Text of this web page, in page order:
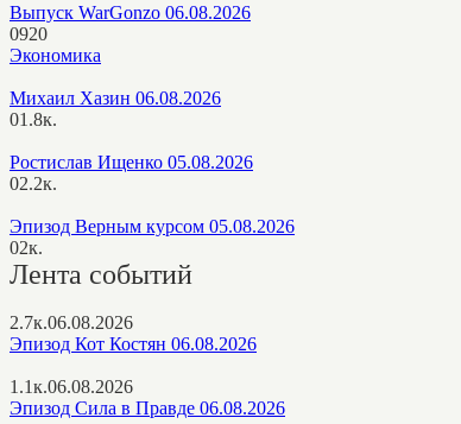
Выпуск WarGonzo 06.08.2026
0920
Экономика
Михаил Хазин 06.08.2026
01.8к.
Ростислав Ищенко 05.08.2026
02.2к.
Эпизод Верным курсом 05.08.2026
02к.
Лента событий
2.7к.06.08.2026
Эпизод Кот Костян 06.08.2026
1.1к.06.08.2026
Эпизод Сила в Правде 06.08.2026